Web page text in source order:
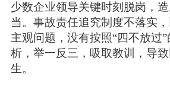
少数企业领导关键时刻脱岗，
当。事故责任追究制度不落实
主观问题，没有按照“四不放过”
析，举一反三，吸取教训，导
生。